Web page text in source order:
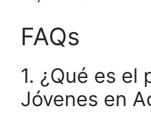
FAQs
1. ¿Qué es el
Jóvenes en